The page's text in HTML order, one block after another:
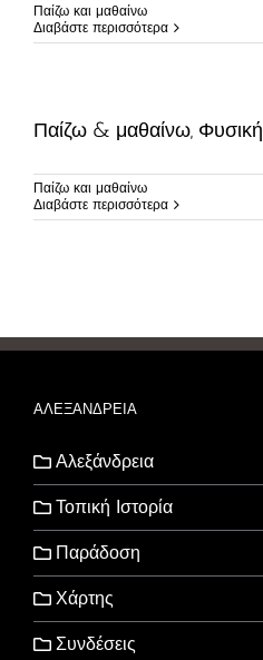
Παίζω και μαθαίνω
Διαβάστε περισσότερα
Παίζω & μαθαίνω, Φυσική
Παίζω και μαθαίνω
Διαβάστε περισσότερα
ΑΛΕΞΑΝΔΡΕΙΑ
Αλεξάνδρεια
Τοπική Ιστορία
Παράδοση
Χάρτης
Συνδέσεις